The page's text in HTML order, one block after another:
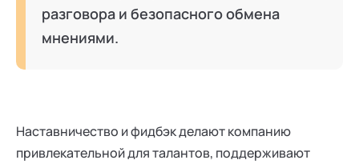
разговора и безопасного обмена
мнениями.
Наставничество и фидбэк делают компанию
привлекательной для талантов, поддерживают